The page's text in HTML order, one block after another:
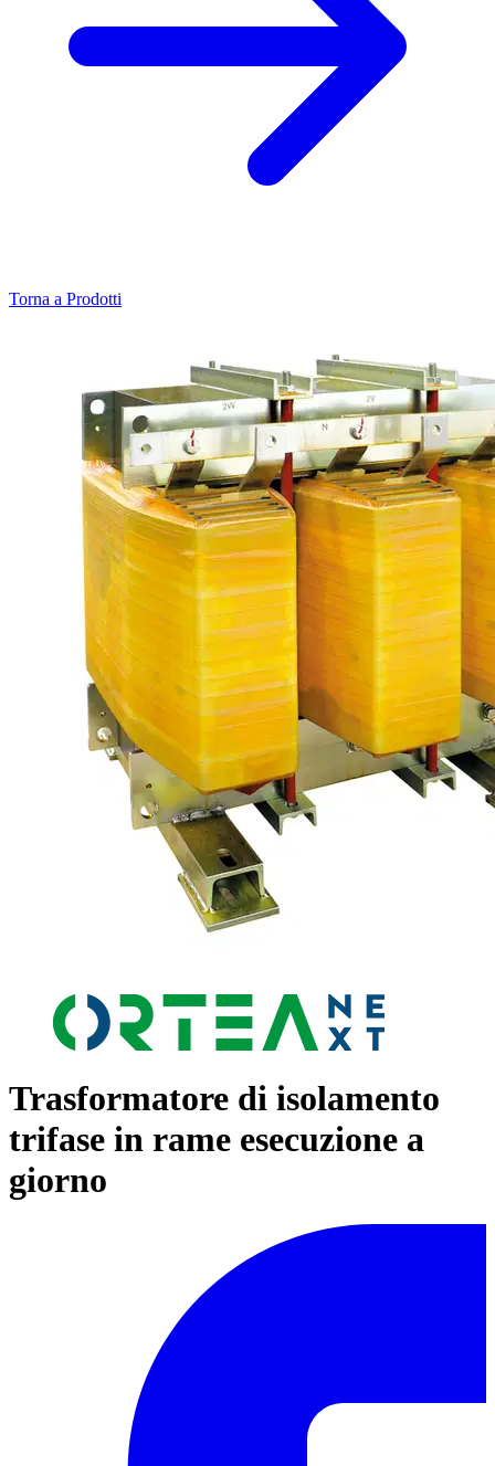
Torna a Prodotti
Trasformatore di isolamento
trifase in rame esecuzione a
giorno